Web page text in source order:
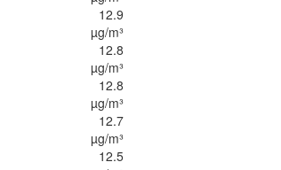
12.9
µg/m³
12.8
µg/m³
12.8
µg/m³
12.7
µg/m³
12.5